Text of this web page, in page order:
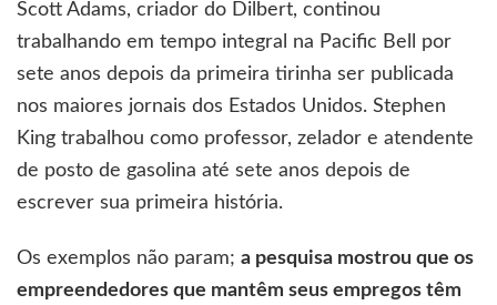
Scott Adams, criador do Dilbert, continou
trabalhando em tempo integral na Pacific Bell por
sete anos depois da primeira tirinha ser publicada
nos maiores jornais dos Estados Unidos. Stephen
King trabalhou como professor, zelador e atendente
de posto de gasolina até sete anos depois de
escrever sua primeira história.
Os exemplos não param; a pesquisa mostrou que os
empreendedores que mantêm seus empregos têm